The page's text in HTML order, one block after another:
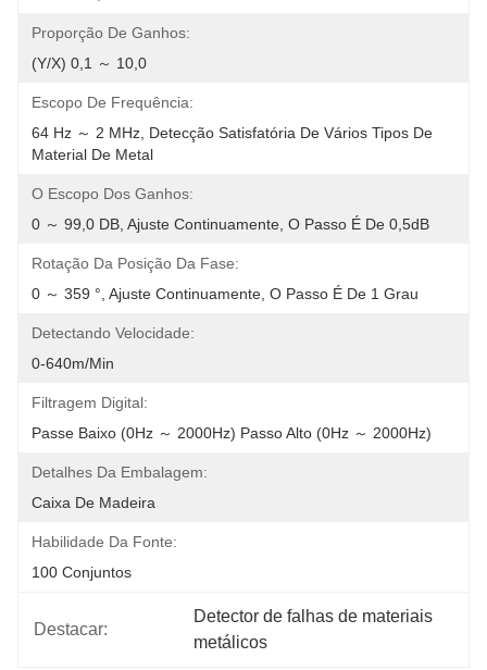
Proporção De Ganhos:
(Y/X) 0,1 ～ 10,0
Escopo De Frequência:
64 Hz ～ 2 MHz, Detecção Satisfatória De Vários Tipos De
Material De Metal
O Escopo Dos Ganhos:
0 ～ 99,0 DB, Ajuste Continuamente, O Passo É De 0,5dB
Rotação Da Posição Da Fase:
0 ～ 359 °, Ajuste Continuamente, O Passo É De 1 Grau
Detectando Velocidade:
0-640m/min
Filtragem Digital:
Passe Baixo (0Hz ～ 2000Hz) Passo Alto (0Hz ～ 2000Hz)
Detalhes Da Embalagem:
Caixa De Madeira
Habilidade Da Fonte:
100 Conjuntos
Destacar:
Detector de falhas de materiais
metálicos